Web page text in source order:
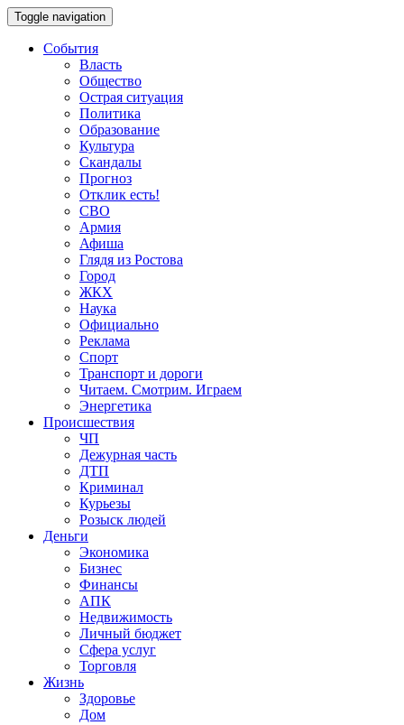
Toggle navigation
События
Власть
Общество
Острая ситуация
Политика
Образование
Культура
Скандалы
Прогноз
Отклик есть!
СВО
Армия
Афиша
Глядя из Ростова
Город
ЖКХ
Наука
Официально
Реклама
Спорт
Транспорт и дороги
Читаем. Смотрим. Играем
Энергетика
Происшествия
ЧП
Дежурная часть
ДТП
Криминал
Курьезы
Розыск людей
Деньги
Экономика
Бизнес
Финансы
АПК
Недвижимость
Личный бюджет
Сфера услуг
Торговля
Жизнь
Здоровье
Дом